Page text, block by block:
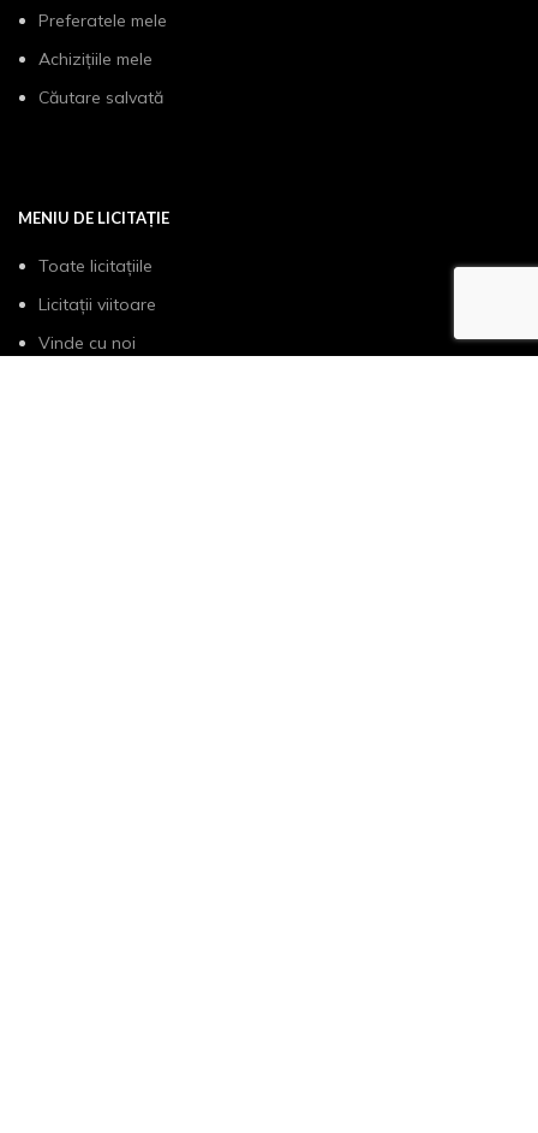
Preferatele mele
Achizițiile mele
Căutare salvată
MENIU DE LICITAȚIE
Toate licitațiile
Licitații viitoare
Vinde cu noi